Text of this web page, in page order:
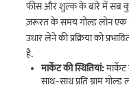
कोई पार्ट-प्री-पेमेंट या
अपने लोन का एक हिस्सा पहले
राशि का भुगतान करें.
पारदर्शी मूल्यांकन
यह सुनिश्चित करने के लिए कि
हम अपनी सभी शाखा में टॉप
फीस और शुल्क के बारे में सब
ज़रूरत के समय गोल्ड लोन एक
उधार लेने की प्रक्रिया को
है.
मार्केट की स्थितियां:
साथ-साथ प्रति ग्राम